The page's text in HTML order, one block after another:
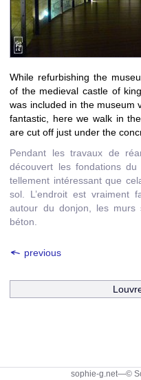
While refurbishing the
of the medieval castle of king
was included in the museum
fantastic, here we walk in
are cut off just under the
Pendant les travaux de
découvert les fondations
tellement intéressant que
sol. L’endroit est vraiment
autour du donjon, les murs
béton.
previous
sophie-g.net—©